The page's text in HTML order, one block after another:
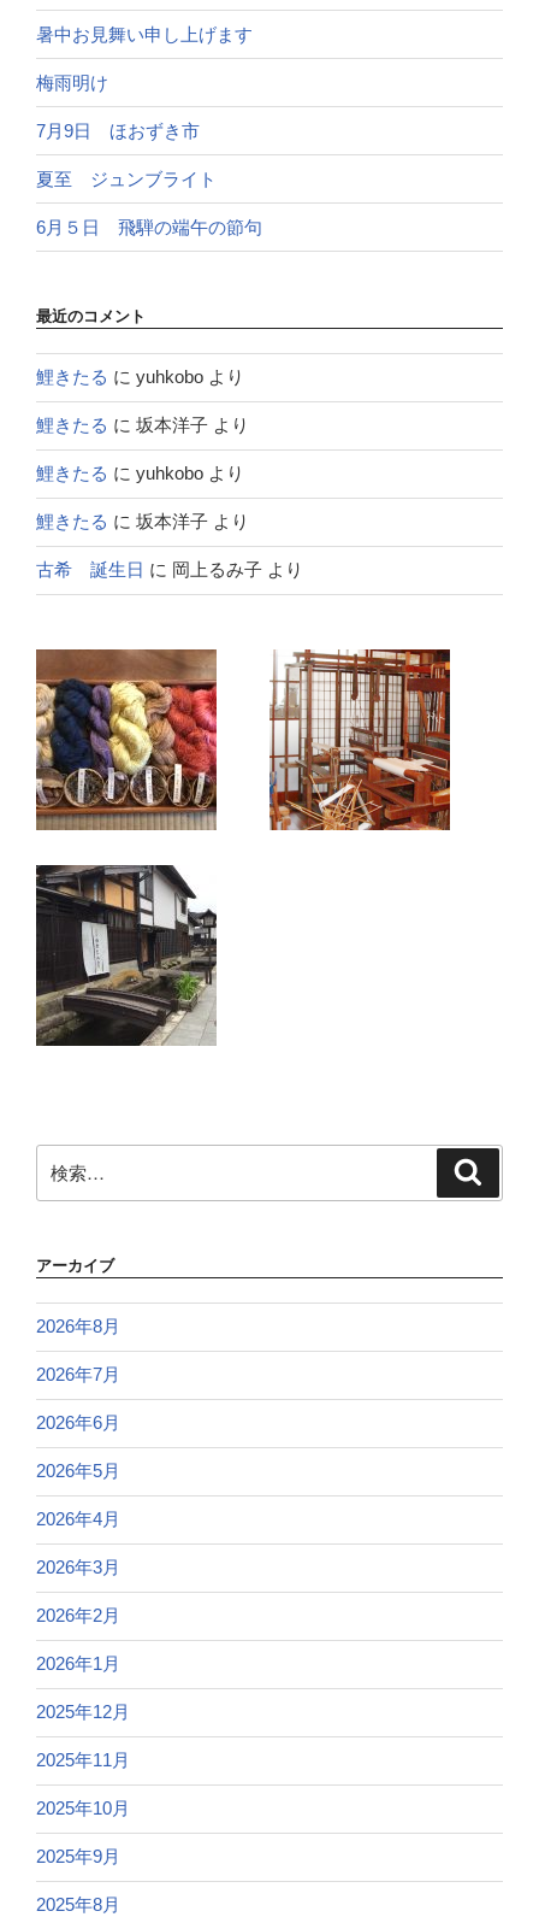
暑中お見舞い申し上げます
梅雨明け
7月9日 ほおずき市
夏至 ジュンブライト
6月５日 飛騨の端午の節句
最近のコメント
鯉きたる に yuhkobo より
鯉きたる に 坂本洋子 より
鯉きたる に yuhkobo より
鯉きたる に 坂本洋子 より
古希 誕生日 に 岡上るみ子 より
索:
アーカイブ
2026年8月
2026年7月
2026年6月
2026年5月
2026年4月
2026年3月
2026年2月
2026年1月
2025年12月
2025年11月
2025年10月
2025年9月
2025年8月